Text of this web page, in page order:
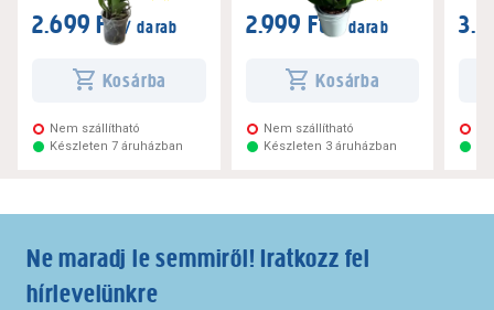
2.699 Ft / darab
Kosárba
Nem szállítható
Készleten 7 áruházban
2.999 Ft / darab
Kosárba
Nem szállítható
Készleten 3 áruházban
Ne maradj le semmiről! Iratkozz fel
hírlevelünkre